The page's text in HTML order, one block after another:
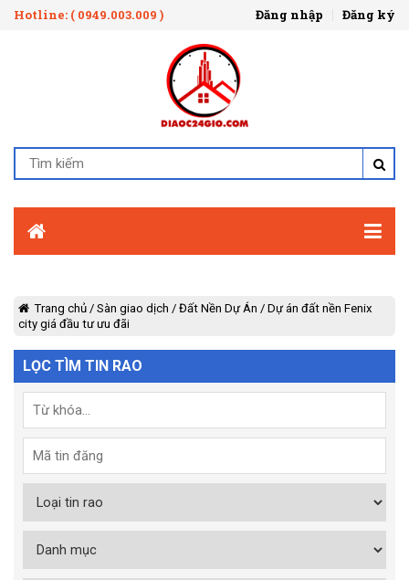
Hotline: ( 0949.003.009 ) Đăng nhập Đăng ký
Trang chủ / Sàn giao dịch / Đất Nền Dự Án / Dự án đất nền Fenix
city giá đầu tư ưu đãi
LỌC TÌM TIN RAO